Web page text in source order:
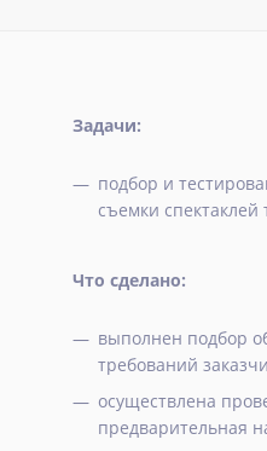
Задачи:
подбор и
съемки спектаклей
Что сделано:
выполнен подбор
требований
осуществлена
предварительная